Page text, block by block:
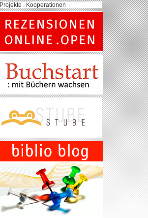
Projekte . Kooperationen